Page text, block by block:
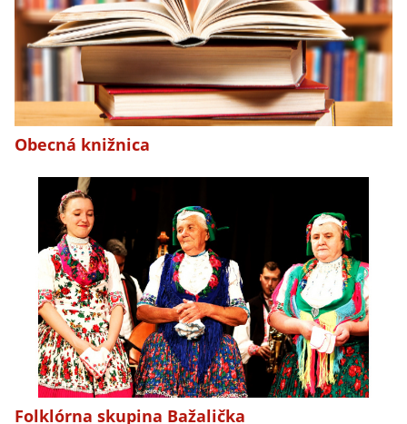
Obecná knižnica
Folklórna skupina Bažalička